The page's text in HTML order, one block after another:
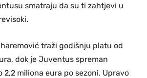
smatraju da su ti zahtjevi u
traži godišnju platu od
dok je Juventus spreman
miliona eura po sezoni. Upravo